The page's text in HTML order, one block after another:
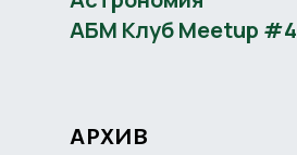
АБМ Клуб Meetup #4
АРХИВ